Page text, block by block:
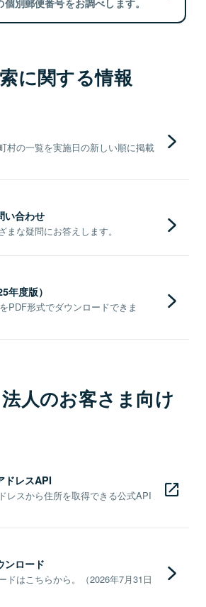
に関する情報
村の一覧を実施日の新しい順に掲載
い合わせ
な疑問にお答えします。
年度版）
PDF形式でダウンロードできま
人のお客さま向け
ドレスAPI
レスから住所を取得できる公式API
ンロード
ドはこちらから。（2026年7月31日